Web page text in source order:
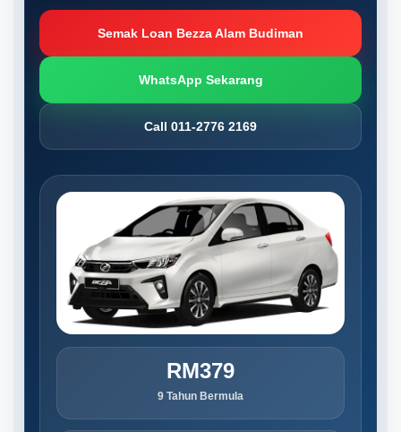
Semak Loan Bezza Alam Budiman
WhatsApp Sekarang
Call 011-2776 2169
RM379
9 Tahun Bermula